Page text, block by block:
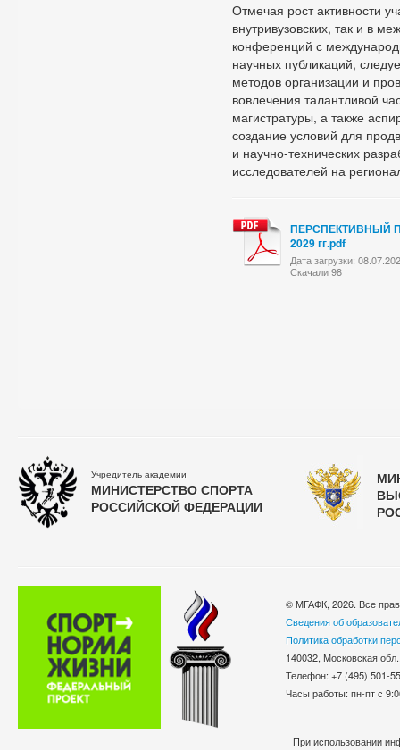
Отмечая рост активности
внутривузовских, так и в
конференций с
научных публикаций,
методов организации и
вовлечения талантливой
магистратуры, а также
создание условий для
и научно-технических
исследователей на
ПЕРСПЕКТИВНЫЙ
2029 гг.pdf
Дата загрузки:
Скачали 98
Учредитель академии
МИНИСТЕРСТВО СПОРТА
РОССИЙСКОЙ ФЕДЕРАЦИИ
© МГАФК, 2026. Все
Сведения об
Политика обработки
140032, Московская
Телефон: +7 (495)
Часы работы: пн-пт с
При использовании